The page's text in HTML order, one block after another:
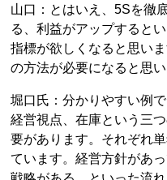
山口：とはいえ、5Sを徹
る、利益がアップすると
指標が欲しくなると思い
の方法が必要になると思
堀口氏：分かりやすい例
経営視点、在庫という三
要があります。それぞれ
ています。経営方針があ